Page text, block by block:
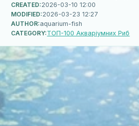
CREATED:2026-03-10 12:00
MODIFIED:2026-03-23 12:27
AUTHOR:aquarium-fish
CATEGORY:ТОП-100 Акваріумних Риб